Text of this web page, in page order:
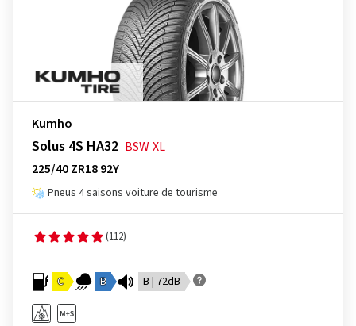
Kumho
Solus 4S HA32 BSWXL
225/40 ZR18 92Y
Pneus 4 saisons voiture de tourisme
(112)
C B B | 72dB